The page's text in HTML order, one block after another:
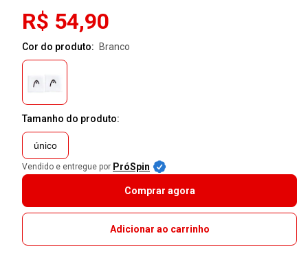
R$ 54,90
Cor do produto: branco
Tamanho do produto:
único
Vendido e entregue por PróSpin
Comprar agora
Adicionar ao carrinho